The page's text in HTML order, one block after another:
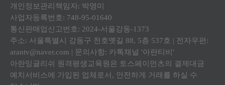
개인정보관리책임자: 박영미
사업자등록번호: 748-95-01640
통신판매업신고번호: 2024-서울강동-1373
주소: 서울특별시 강동구 천호옛길 88, 5층 537호 | 전자우편:
arantv@naver.com | 문의사항: 카톡채널 '아란티비'
아란잉글리쉬 원격평생교육원은 토스페이먼츠의 결제대금
예치서비스에 가입된 업체로서, 안전하게 거래를 하실 수